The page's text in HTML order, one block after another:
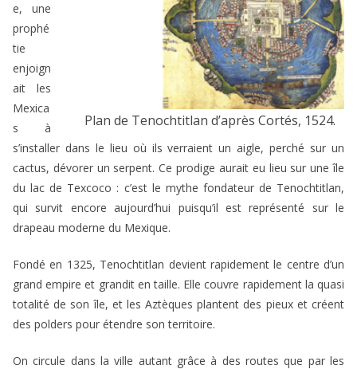
Plan de Tenochtitlan d’après Cortés, 1524.
e, une
prophé
tie
enjoign
ait les
Mexica
s à
s’installer dans le lieu où ils verraient un aigle, perché sur un
cactus, dévorer un serpent. Ce prodige aurait eu lieu sur une île
du lac de Texcoco : c’est le mythe fondateur de Tenochtitlan,
qui survit encore aujourd’hui puisqu’il est représenté sur le
drapeau moderne du Mexique.
Fondé en 1325, Tenochtitlan devient rapidement le centre d’un
grand empire et grandit en taille. Elle couvre rapidement la quasi
totalité de son île, et les Aztèques plantent des pieux et créent
des polders pour étendre son territoire.
On circule dans la ville autant grâce à des routes que par les